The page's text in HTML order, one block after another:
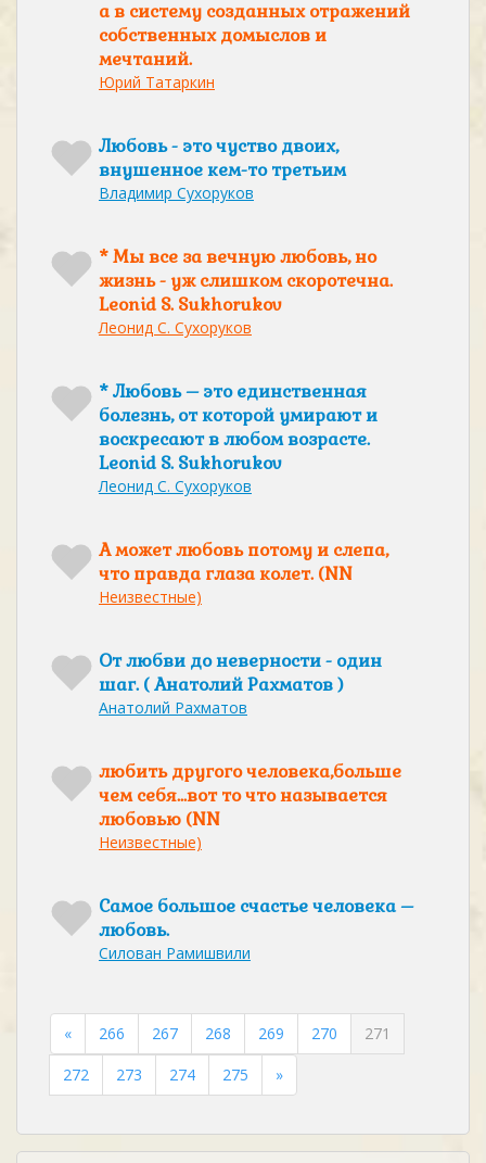
а в систему созданных отражений
собственных домыслов и
мечтаний.
Юрий Татаркин
Любовь - это чуство двоих,
внушенное кем-то третьим
Владимир Сухоруков
* Мы все за вечную любовь, но
жизнь - уж слишком скоротечна.
Leonid S. Sukhorukov
Леонид С. Сухоруков
* Любовь – это единственная
болезнь, от которой умирают и
воскресают в любом возрасте.
Leonid S. Sukhorukov
Леонид С. Сухоруков
А может любовь потому и слепа,
что правда глаза колет. (NN
Неизвестные)
От любви до неверности - один
шаг. ( Анатолий Рахматов )
Анатолий Рахматов
любить другого человека,больше
чем себя...вот то что называется
любовью (NN
Неизвестные)
Самое большое счастье человека –
любовь.
Силован Рамишвили
« 266 267 268 269 270
271
272
273 274 275 »